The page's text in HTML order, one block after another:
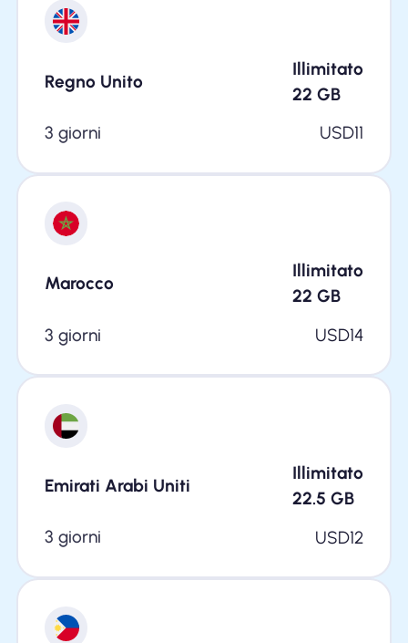
Regno Unito
Illimitato
22 GB
3 giorni
USD11
Marocco
Illimitato
22 GB
3 giorni
USD14
Emirati Arabi Uniti
Illimitato
22.5 GB
3 giorni
USD12